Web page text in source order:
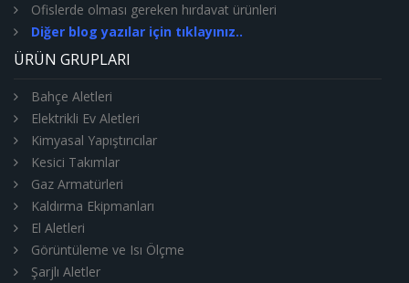
Ofislerde olması gereken hırdavat ürünleri
Diğer blog yazılar için tıklayınız..
ÜRÜN GRUPLARI
Bahçe Aletleri
Elektrikli Ev Aletleri
Kimyasal Yapıştırıcılar
Kesici Takımlar
Gaz Armatürleri
Kaldırma Ekipmanları
El Aletleri
Görüntüleme ve Isı Ölçme
Şarjlı Aletler